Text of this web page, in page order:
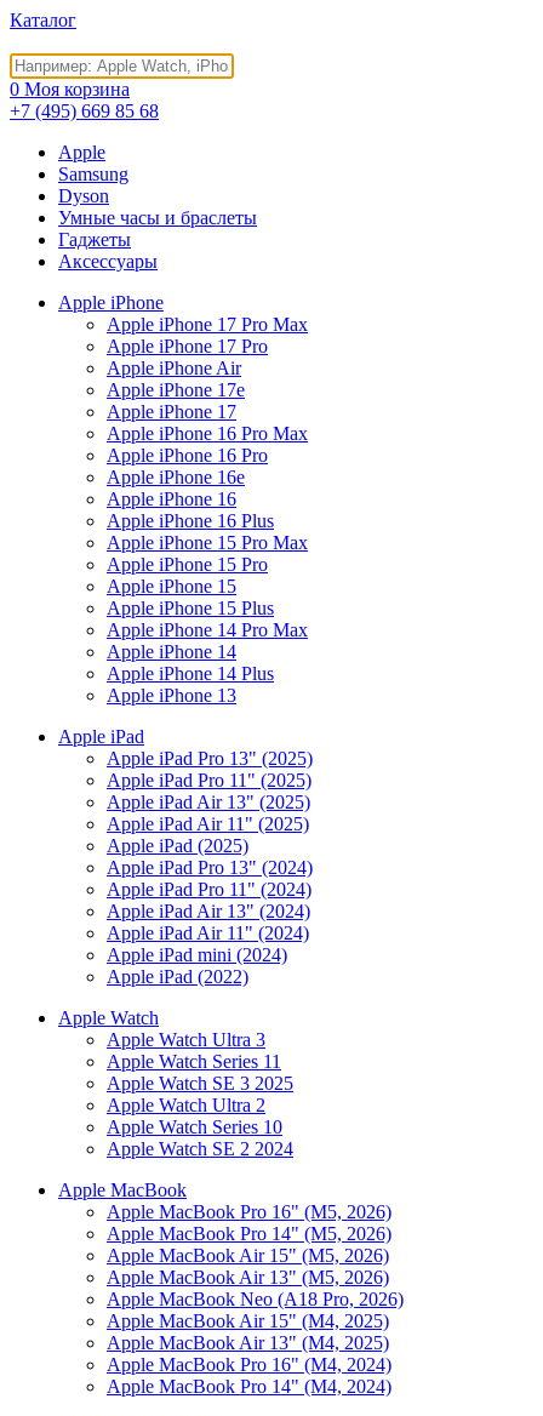
Каталог
0 Моя корзина
+7 (495) 669 85 68
Apple
Samsung
Dyson
Умные часы и браслеты
Гаджеты
Аксессуары
Apple iPhone
Apple iPhone 17 Pro Max
Apple iPhone 17 Pro
Apple iPhone Air
Apple iPhone 17e
Apple iPhone 17
Apple iPhone 16 Pro Max
Apple iPhone 16 Pro
Apple iPhone 16e
Apple iPhone 16
Apple iPhone 16 Plus
Apple iPhone 15 Pro Max
Apple iPhone 15 Pro
Apple iPhone 15
Apple iPhone 15 Plus
Apple iPhone 14 Pro Max
Apple iPhone 14
Apple iPhone 14 Plus
Apple iPhone 13
Apple iPad
Apple iPad Pro 13" (2025)
Apple iPad Pro 11" (2025)
Apple iPad Air 13" (2025)
Apple iPad Air 11" (2025)
Apple iPad (2025)
Apple iPad Pro 13" (2024)
Apple iPad Pro 11" (2024)
Apple iPad Air 13" (2024)
Apple iPad Air 11" (2024)
Apple iPad mini (2024)
Apple iPad (2022)
Apple Watch
Apple Watch Ultra 3
Apple Watch Series 11
Apple Watch SE 3 2025
Apple Watch Ultra 2
Apple Watch Series 10
Apple Watch SE 2 2024
Apple MacBook
Apple MacBook Pro 16" (M5, 2026)
Apple MacBook Pro 14" (M5, 2026)
Apple MacBook Air 15" (M5, 2026)
Apple MacBook Air 13" (M5, 2026)
Apple MacBook Neo (A18 Pro, 2026)
Apple MacBook Air 15" (M4, 2025)
Apple MacBook Air 13" (M4, 2025)
Apple MacBook Pro 16" (M4, 2024)
Apple MacBook Pro 14" (M4, 2024)